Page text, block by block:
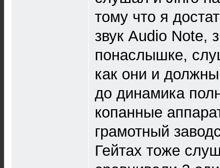
тому что я
звук Audio Note,
понаслышке,
как они и
до динамика
копанные
грамотный
Гейтах тоже